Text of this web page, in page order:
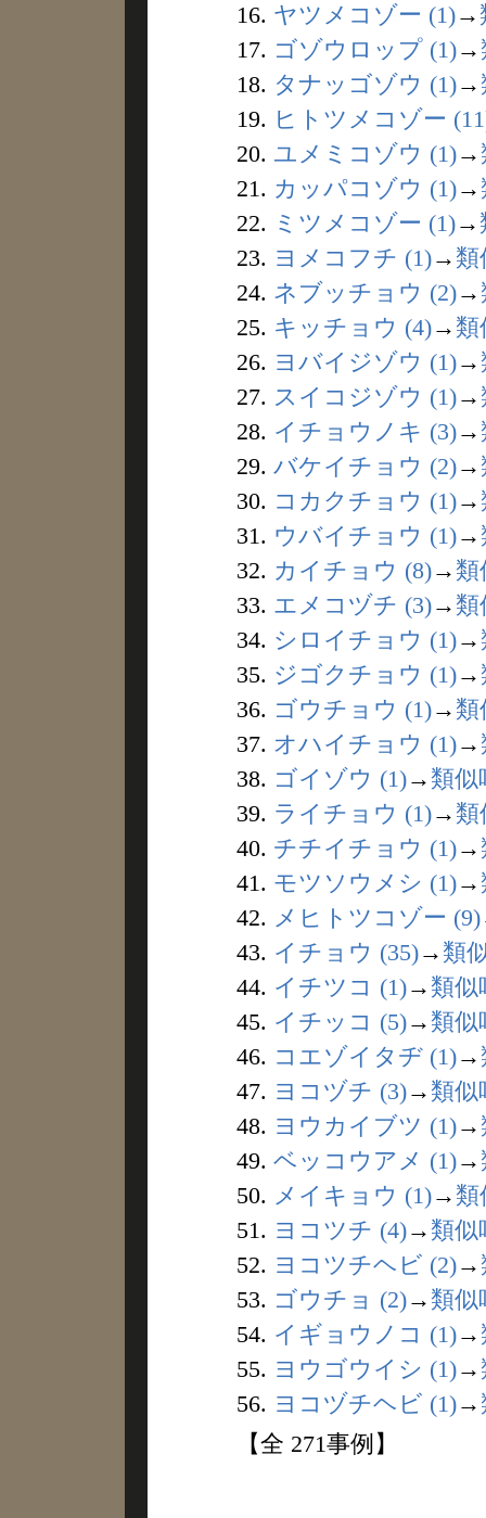
16. ヤツメコゾー (1)→
17. ゴゾウロップ (1)→
18. タナッゴゾウ (1)→
19. ヒトツメコゾー
20. ユメミコゾウ (1)→
21. カッパコゾウ (1)→
22. ミツメコゾー (1)→
23. ヨメコフチ (1)→ 類
24. ネブッチョウ (2)→
25. キッチョウ (4)→ 類
26. ヨバイジゾウ (1)→
27. スイコジゾウ (1)→
28. イチョウノキ (3)→
29. バケイチョウ (2)→
30. コカクチョウ (1)→
31. ウバイチョウ (1)→
32. カイチョウ (8)→ 類
33. エメコヅチ (3)→ 類
34. シロイチョウ (1)→
35. ジゴクチョウ (1)→
36. ゴウチョウ (1)→ 類
37. オハイチョウ (1)→
38. ゴイゾウ (1)→ 類似
39. ライチョウ (1)→ 類
40. チチイチョウ (1)→
41. モツソウメシ (1)→
42. メヒトツコゾー (9)
43. イチョウ (35)→ 類
44. イチツコ (1)→ 類似
45. イチッコ (5)→ 類似
46. コエゾイタヂ (1)→
47. ヨコヅチ (3)→ 類似
48. ヨウカイブツ (1)→
49. ベッコウアメ (1)→
50. メイキョウ (1)→ 類
51. ヨコツチ (4)→ 類似
52. ヨコツチヘビ (2)→
53. ゴウチョ (2)→ 類似
54. イギョウノコ (1)→
55. ヨウゴウイシ (1)→
56. ヨコヅチヘビ (1)→
【全 271事例】